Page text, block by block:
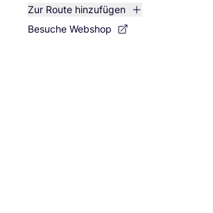
Zur Route hinzufügen
Besuche Webshop